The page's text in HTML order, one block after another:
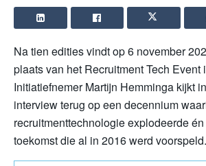
Na tien edities vindt op 6 november
plaats van het Recruitment Tech Event
Initiatiefnemer Martijn Hemminga kijkt
interview terug op een decennium
recruitmenttechnologie explodeerde
toekomst die al in 2016 werd voorspeld.